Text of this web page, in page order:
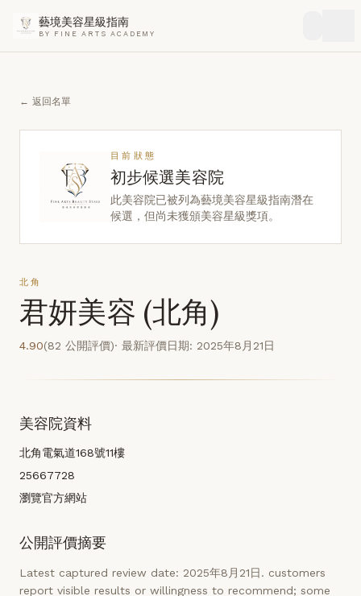
藝境美容星級指南
BY FINE ARTS ACADEMY
← 返回名單
目前狀態
初步候選美容院
此美容院已被列為藝境美容星級指南潛在
候選，但尚未獲頒美容星級獎項。
北角
君妍美容 (北角)
4.90(82 公開評價)· 最新評價日期: 2025年8月21日
美容院資料
北角電氣道168號11樓
25667728
瀏覽官方網站
公開評價摘要
Latest captured review date: 2025年8月21日. customers
report visible results or willingness to recommend; some